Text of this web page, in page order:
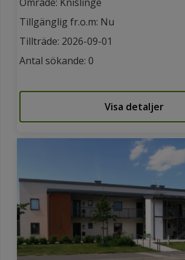
Tillgänglig fr.o.m: Nu
Tillträde: 2026-09-01
Antal sökande: 0
Visa detaljer